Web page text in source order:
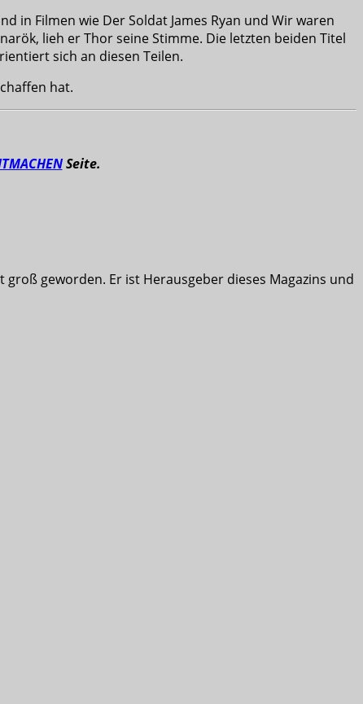
in Filmen wie Der Soldat James Ryan und Wir waren
lieh er Thor seine Stimme. Die letzten beiden Titel
sich an diesen Teilen.
hat.
Seite.
groß geworden. Er ist Herausgeber dieses Magazins und